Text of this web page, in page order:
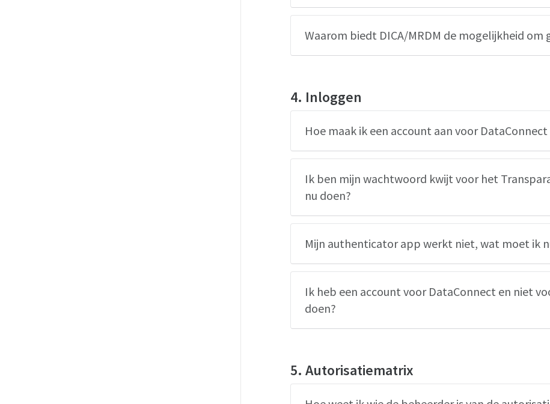
Waarom biedt DICA/MRDM de mogelijkheid om
4. Inloggen
Hoe maak ik een account aan voor
Ik ben mijn wachtwoord kwijt voor het
nu doen?
Mijn authenticator app werkt niet, wat moet ik
Ik heb een account voor DataConnect en niet
doen?
5. Autorisatiematrix